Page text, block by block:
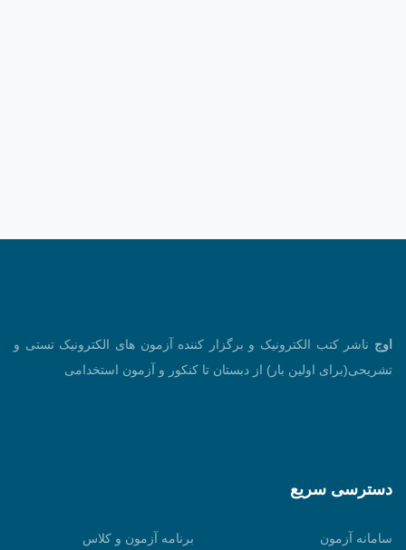
اوج ناشر کتب الکترونیک و برگزار کننده آزمون های الکترونیک تستی و
تشریحی(برای اولین بار) از دبستان تا کنکور و آزمون استخدامی
دسترسی سریع
سامانه آزمون برنامه آزمون و کلاس